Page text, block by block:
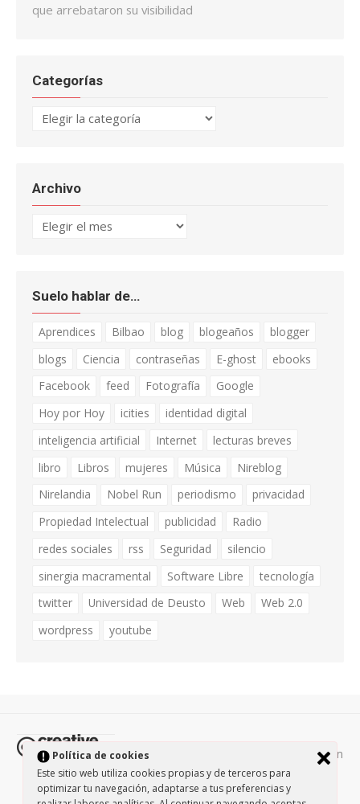
Política de cookies
Este sitio web utiliza cookies propias y de terceros para
optimizar tu navegación, adaptarse a tus preferencias y
que arrebataron su visibilidad
Categorías
Categorías
Archivo
Archivo
Suelo hablar de…
Aprendices Bilbao blog blogeaños
blogger
blogs
Ciencia contraseñas E-ghost
ebooks
Facebook
feed Fotografía
Google
Hoy por Hoy
icities
identidad digital
inteligencia artificial
Internet
lecturas breves
libro
Libros mujeres Música
Nireblog
Nirelandia
Nobel Run periodismo
privacidad
Propiedad Intelectual
publicidad
Radio
redes sociales
rss Seguridad
silencio
sinergia macramental
Software Libre
tecnología
twitter
Universidad de Deusto Web
Web 2.0
wordpress
youtube
Todos los contenidos de esta página están
protegidos por la licencia Creative Commons Attribution-
NonCommercial-ShareAlike 3.0. / Política de privacidad